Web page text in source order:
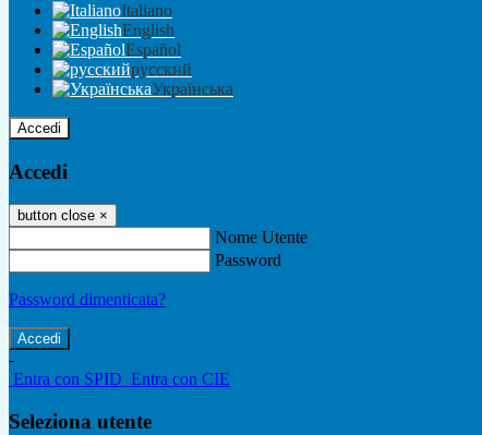
Italiano
English
Español
русский
Українська
Accedi
Accedi
button close ×
Nome Utente
Password
Password dimenticata?
-
Entra con SPID Entra con CIE
Seleziona utente